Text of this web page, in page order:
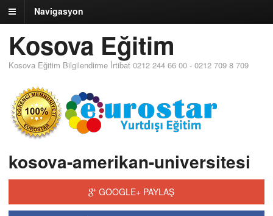
Navigasyon
Kosova Eğitim
Kosova Eğitim Bilgilendirme İrtibat 0212 244 66 00 - 0212 709 8 709
kosova-amerikan-universitesi
GOOGLE+ PAYLAŞ